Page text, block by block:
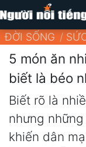
ĐỜI SỐNG
5 món ăn
biết là béo
Biết rõ là
nhưng
khiến dân